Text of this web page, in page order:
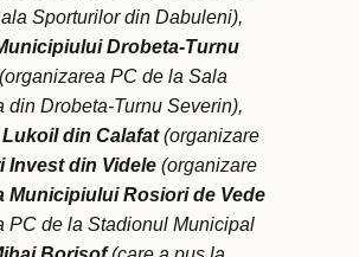
Sporturilor din Dabuleni),
Drobeta-Turnu
(organizarea PC de la Sala
din Drobeta-Turnu Severin),
din Calafat(organizare
Invest din Videle(organizare
Municipiului Rosiori de Vede
PC de la Stadionul Municipal